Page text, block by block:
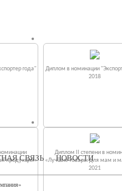
года"
Диплом в номинации
2018
продукция»
Диплом II степени в
«Лучшие товары для мам и
2021
СВЯЗЬ НОВОСТИ